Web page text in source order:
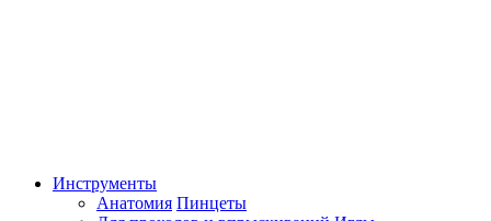
Инструменты
Анатомия Пинцеты